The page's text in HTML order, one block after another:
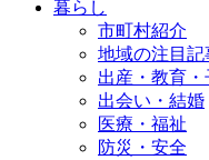
暮らし
市町村紹介
地域の注目記
出産・教育・
出会い・結婚
医療・福祉
防災・安全